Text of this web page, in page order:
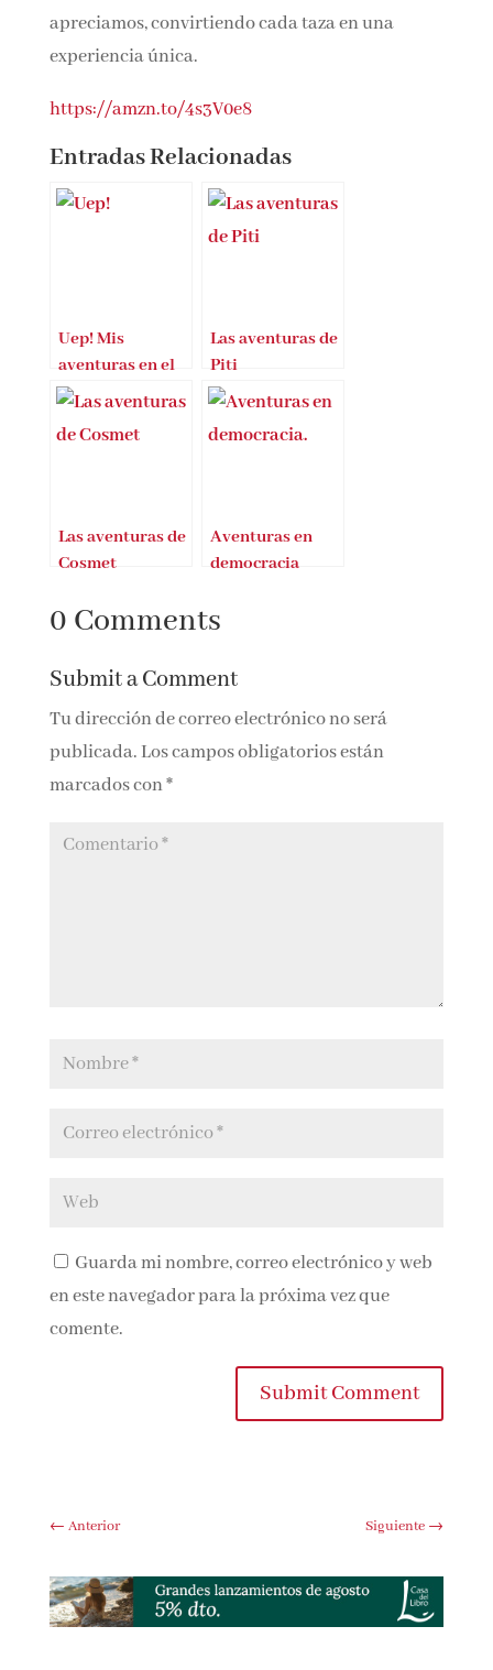
apreciamos, convirtiendo cada taza en una
experiencia única.
https://amzn.to/4s3V0e8
Entradas Relacionadas
Uep! Mis
aventuras en el
campo
Las aventuras de
Piti
Las aventuras de
Cosmet
Aventuras en
democracia
0 Comments
Submit a Comment
Tu dirección de correo electrónico no será
publicada. Los campos obligatorios están
marcados con*
Guarda mi nombre, correo electrónico y
web en este navegador para la próxima vez que
comente.
Submit Comment
← Anterior Siguiente→